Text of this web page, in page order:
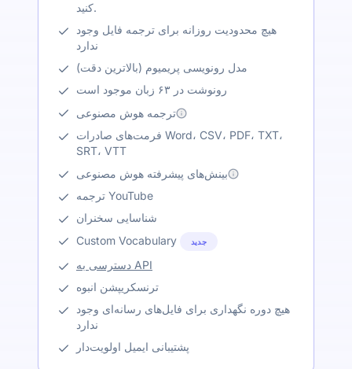
کنید.
هیچ محدودیت روزانه برای ترجمه فایل وجود
ندارد
مدل رونویسی پریمیوم (بالاترین دقت)
رونوشت در ۶۳ زبان موجود است
ترجمه هوش مصنوعی
فرمت‌های صادرات Word، CSV، PDF، TXT،
SRT، VTT
بینش‌های پیشرفته هوش مصنوعی
ترجمه YouTube
شناسایی سخنران
Custom Vocabulary
جدید
دسترسی به API
ترنسکریپشن انبوه
هیچ دوره نگهداری برای فایل‌های رسانه‌ای وجود
ندارد
پشتیبانی ایمیل اولویت‌دار